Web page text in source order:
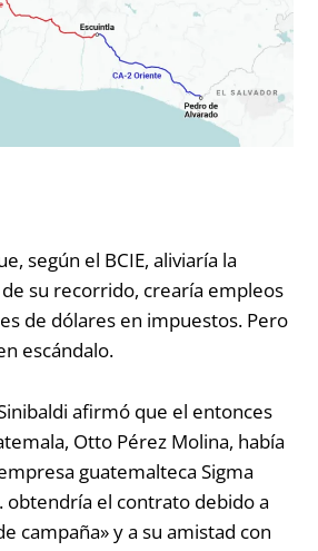
según el BCIE, aliviaría la
su recorrido, crearía empleos
de dólares en impuestos. Pero
escándalo.
afirmó que el entonces
Otto Pérez Molina, había
guatemalteca Sigma
obtendría el contrato debido a
campaña» y a su amistad con